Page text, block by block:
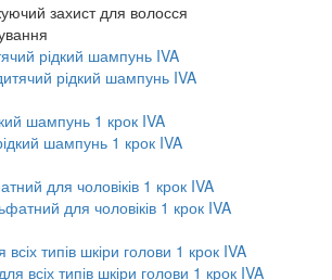
захист для волосся
рідкий шампунь IVA
шампунь 1 крок IVA
для чоловіків 1 крок IVA
типів шкіри голови 1 крок IVA